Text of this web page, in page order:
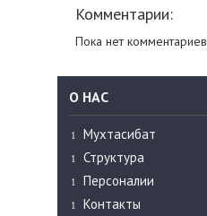
Комментарии:
Пока нет комментариев
О НАС
Мухтасибат
Структура
Персоналии
Контакты